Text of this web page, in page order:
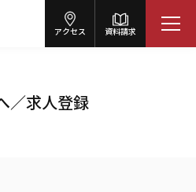
アクセス 資料請求
／求人登録